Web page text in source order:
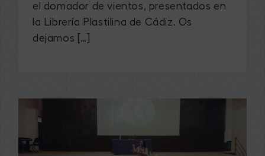
el domador de vientos, presentados en
la Librería Plastilina de Cádiz. Os
dejamos […]